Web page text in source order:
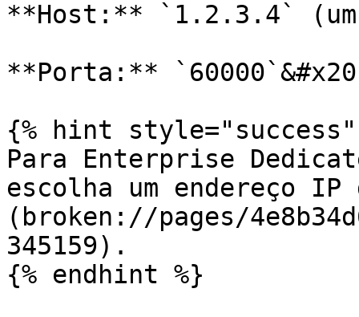
**Host:** `1.2.3.4`
**Porta:**
{% hint style="success"
Para Enterprise
escolha um endereço
(broken://pages/
345159).
{% endhint %}